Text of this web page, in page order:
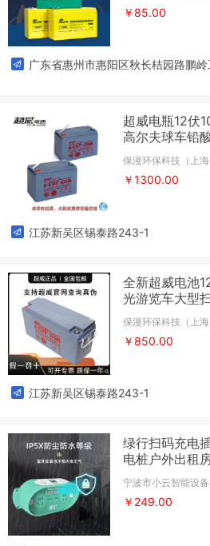
￥85.00
广东省惠州市惠阳区秋长桔园路鹏
超威电瓶12伏
高尔夫球车铅
保漫环保科技（上
￥1300.00
江苏新吴区锡泰路243-1
全新超威电池
光游览车大型
保漫环保科技（上
￥850.00
江苏新吴区锡泰路243-1
绿行扫码充电
电桩户外出租
宁波市小云智能设
￥249.00